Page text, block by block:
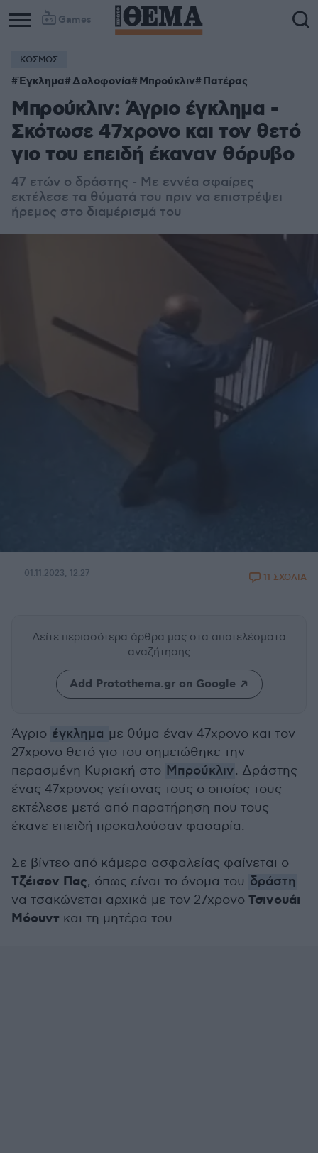
Games
ΚΟΣΜΟΣ
Έγκλημα Δολοφονία Μπρούκλιν Πατέρας
Μπρούκλιν: Άγριο έγκλημα -
Σκότωσε 47χρονο και τον θετό
γιο του επειδή έκαναν θόρυβο
47 ετών ο δράστης - Με εννέα σφαίρες
εκτέλεσε τα θύματά του πριν να επιστρέψει
ήρεμος στο διαμέρισμά του
01.11.2023, 12:27 11 ΣΧΟΛΙΑ
Δείτε περισσότερα άρθρα μας στα αποτελέσματα
αναζήτησης
Add Protothema.gr on Google
Άγριο έγκλημα με θύμα έναν 47χρονο και τον
27χρονο θετό γιο του σημειώθηκε την
περασμένη Κυριακή στο Μπρούκλιν. Δράστης
ένας 47χρονος γείτονας τους ο οποίος τους
εκτέλεσε μετά από παρατήρηση που τους
έκανε επειδή προκαλούσαν φασαρία.
Σε βίντεο από κάμερα ασφαλείας φαίνεται ο
Τζέισον Πας, όπως είναι το όνομα του δράστη
να τσακώνεται αρχικά με τον 27χρονο Τσινουάι
Μόουντ και τη μητέρα του